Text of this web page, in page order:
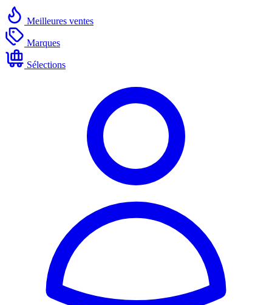
Meilleures ventes
Marques
Sélections